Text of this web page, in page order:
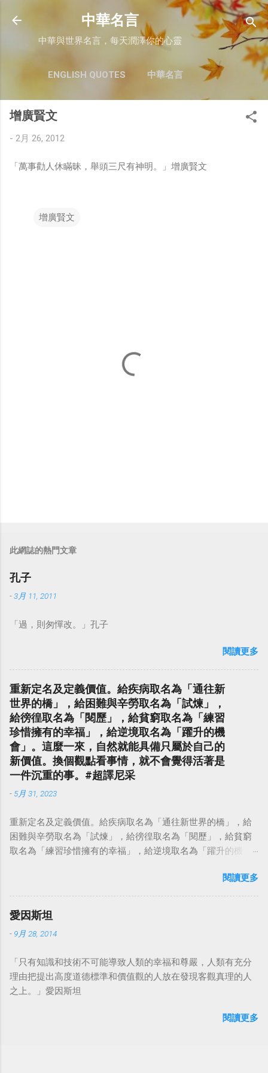
跳至主要內容
中華名言
中華與世界名言，每天潤澤你的心靈
ENGLISH QUOTES 中華名言
增廣賢文
- 2月 26, 2012
「萬事勸人休瞞昧，舉頭三尺有神明。」增廣賢文
增廣賢文
此網誌的熱門文章
孔子
-3月 11, 2011
「過，則匆憚改。」孔子
閱讀更多
重新定名及定義價值。給疾病取名為「通往新
世界的橋」，給困難與辛勞取名為「試煉」，
給徬徨取名為「閱歷」，給貧窮取名為「練習
珍惜擁有的幸福」，給逆境取名為「躍升的機
會」。這麼一來，自然就能具備只屬於自己的
新價值。換個觀點看事情，就不會覺得活著是
一件沉重的事。#超譯尼采
- 5月 31, 2023
重新定名及定義價值。給疾病取名為「通往新世界的橋」，給
困難與辛勞取名為「試煉」，給徬徨取名為「閱歷」，給貧窮
取名為「練習珍惜擁有的幸福」，給逆境取名為「躍升的機
點看事情，就不會覺得活著是一件沉重的事。#超譯尼采 — 中
華名言 - Chinese Quotes (@chinese_quotes) May 23, 2023
閱讀更多
愛因斯坦
- 9月 28, 2014
「只有知識和技術不可能導致人類的幸福和尊嚴，人類有充分
理由把提出高度道德標準和價值觀的人放在發現客觀真理的人
之上。」愛因斯坦
閱讀更多